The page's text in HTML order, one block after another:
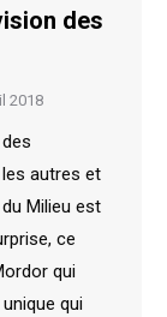
des
2018
autres et
Milieu est
ce
qui
qui